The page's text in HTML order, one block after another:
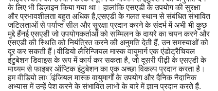
के लिए भी डिज़ाइन किया गया था। हालांकि एसएडी के उपयोग की सुरक्षा
और प्रभावशीलता बहुत अधिक है,एसएडी के गलत स्थान से संबंधित संभावित
जटिलताओं से पर्याप्त सील और सुरक्षा प्रदान करने के संदर्भ में अभी भी कुछ
मुद्दे हैंनई एसएडी जो उपयोगकर्ताओं को सम्मिलन के दायरे का चयन करने और
एसएडी की स्थिति को नियंत्रित करने की अनुमति देती हैं, उन समस्याओं को
दूर कर सकती हैं।वीडियो लैरिन्जियल मास्क वायुमार्ग एक एंडोट्रैचियल
इंटुबेशन डिवाइस के रूप में कार्य कर सकता है, जो दूसरी पीढ़ी के एसएडी के
माध्यम से फाइबर ऑप्टिक इंटुबेशन का एक अच्छा विकल्प प्रदान करता है।
हम वीडियो लार्इंजियल मास्क वायुमार्गों के उपयोग और दैनिक नैदानिक
अभ्यास में उन्हें पेश करने के संभावित लाभों के बारे में ज्ञान प्रदान करते हैं.